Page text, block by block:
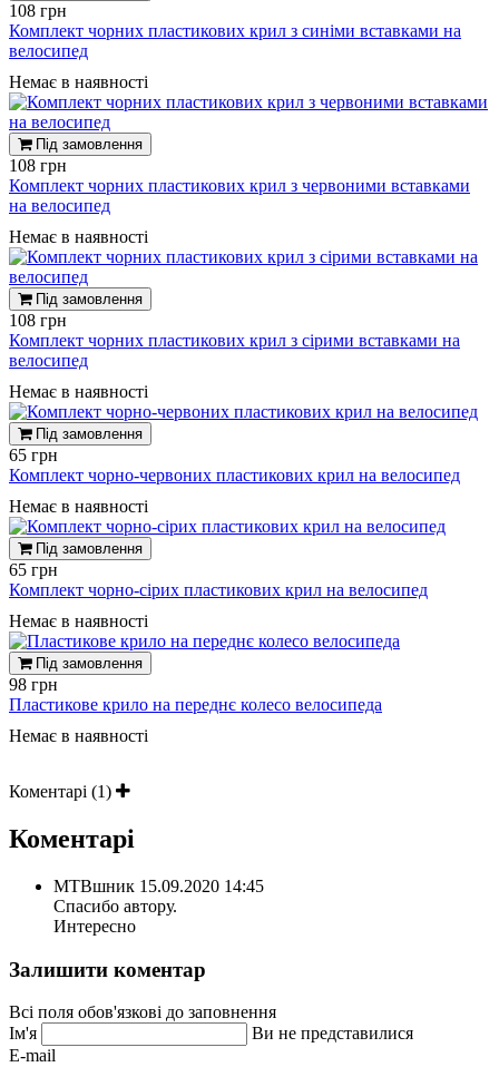
108 грн
Комплект чорних пластикових крил з синіми вставками на
велосипед
Немає в наявності
Під замовлення
108 грн
Комплект чорних пластикових крил з червоними вставками
на велосипед
Немає в наявності
Під замовлення
108 грн
Комплект чорних пластикових крил з сірими вставками на
велосипед
Немає в наявності
Під замовлення
65 грн
Комплект чорно-червоних пластикових крил на велосипед
Немає в наявності
Під замовлення
65 грн
Комплект чорно-сірих пластикових крил на велосипед
Немає в наявності
Під замовлення
98 грн
Пластикове крило на переднє колесо велосипеда
Немає в наявності
Коментарі (1)
Коментарі
МТВшник 15.09.2020 14:45
Спасибо автору.
Интересно
Залишити коментар
Всі поля обов'язкові до заповнення
Ім'я
Ви не представилися
E-mail